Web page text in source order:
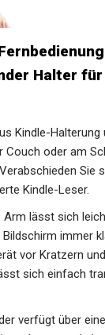
Halter
Kindle-
oder am
Sie
Kindle-Leser.
lässt sich
immer
vor Kratzern
sich einfach
verfügt über